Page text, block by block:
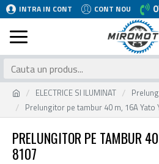
INTRA IN CONT CONT NOU
ELECTRICE SI ILUMINAT
Prelungitor pe tambur 40 m, 16A Yato
PRELUNGITOR PE TAMBUR
8107